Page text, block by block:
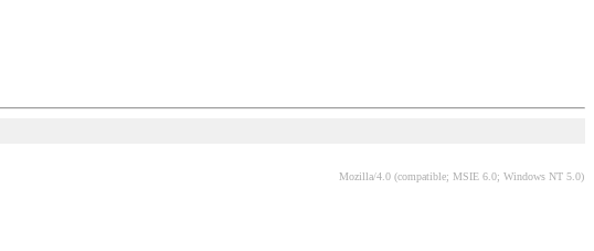
Mozilla/4.0 (compatible; MSIE 6.0; Windows NT 5.0)